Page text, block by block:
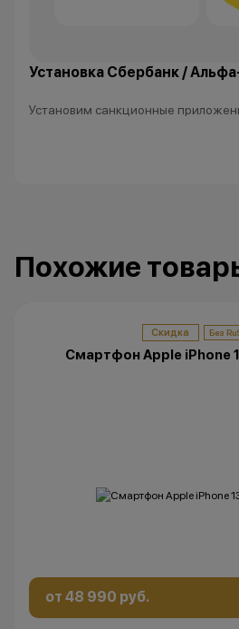
Установка Сбербанк /
Установим санкционные
Похожие
Скидка
Смартфон Apple iPhone
от 48 990 руб.